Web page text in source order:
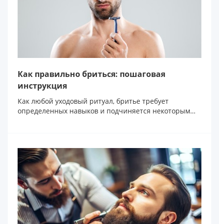
Как правильно бриться: пошаговая
инструкция
Как любой уходовый ритуал, бритье требует
определенных навыков и подчиняется некоторым